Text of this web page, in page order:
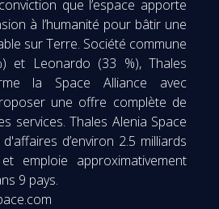
que l’espace apporte
à l’humanité pour bâtir une
sur Terre. Société commune
et Leonardo (33 %), Thales
la Space Alliance avec
une offre complète de
services. Thales Alenia Space
d’environ 2.5 milliards
emploie approximativement
9 pays.